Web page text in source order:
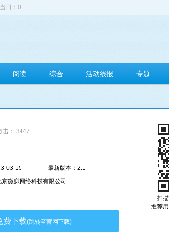
日：0
阅读 综合 活动线报 专题
扫
推荐
击： 3447
03-15
最新版本：2.1
微赚网络科技有限公司
费下载(跳转至官网下载)